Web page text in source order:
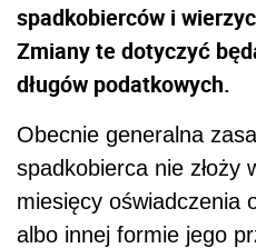
spadkobierców i
Zmiany te dotyczyć
długów podatkowych.
Obecnie generalna
spadkobierca nie złoży
miesięcy oświadczenia
albo innej formie jego